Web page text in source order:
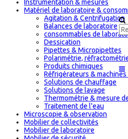
Instrumentation & mesures
Matériel de laboratoire &
Agitation & Centrifugation
Balances de laboratoire
consommables de
Dessication
Pipettes & Micropipettes
Polarimétrie,
Produits chimiques
Réfrigérateurs & machines
Solutions de chauffage
Solutions de lavage
Thermométrie & mesure
Traitement de l'eau
Microscopie & observation
Mobilier de collectivités
Mobilier de laboratoire